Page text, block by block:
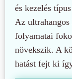
és kezelés
Az ultrahangos
folyamatai
növekszik. A
hatást fejt ki